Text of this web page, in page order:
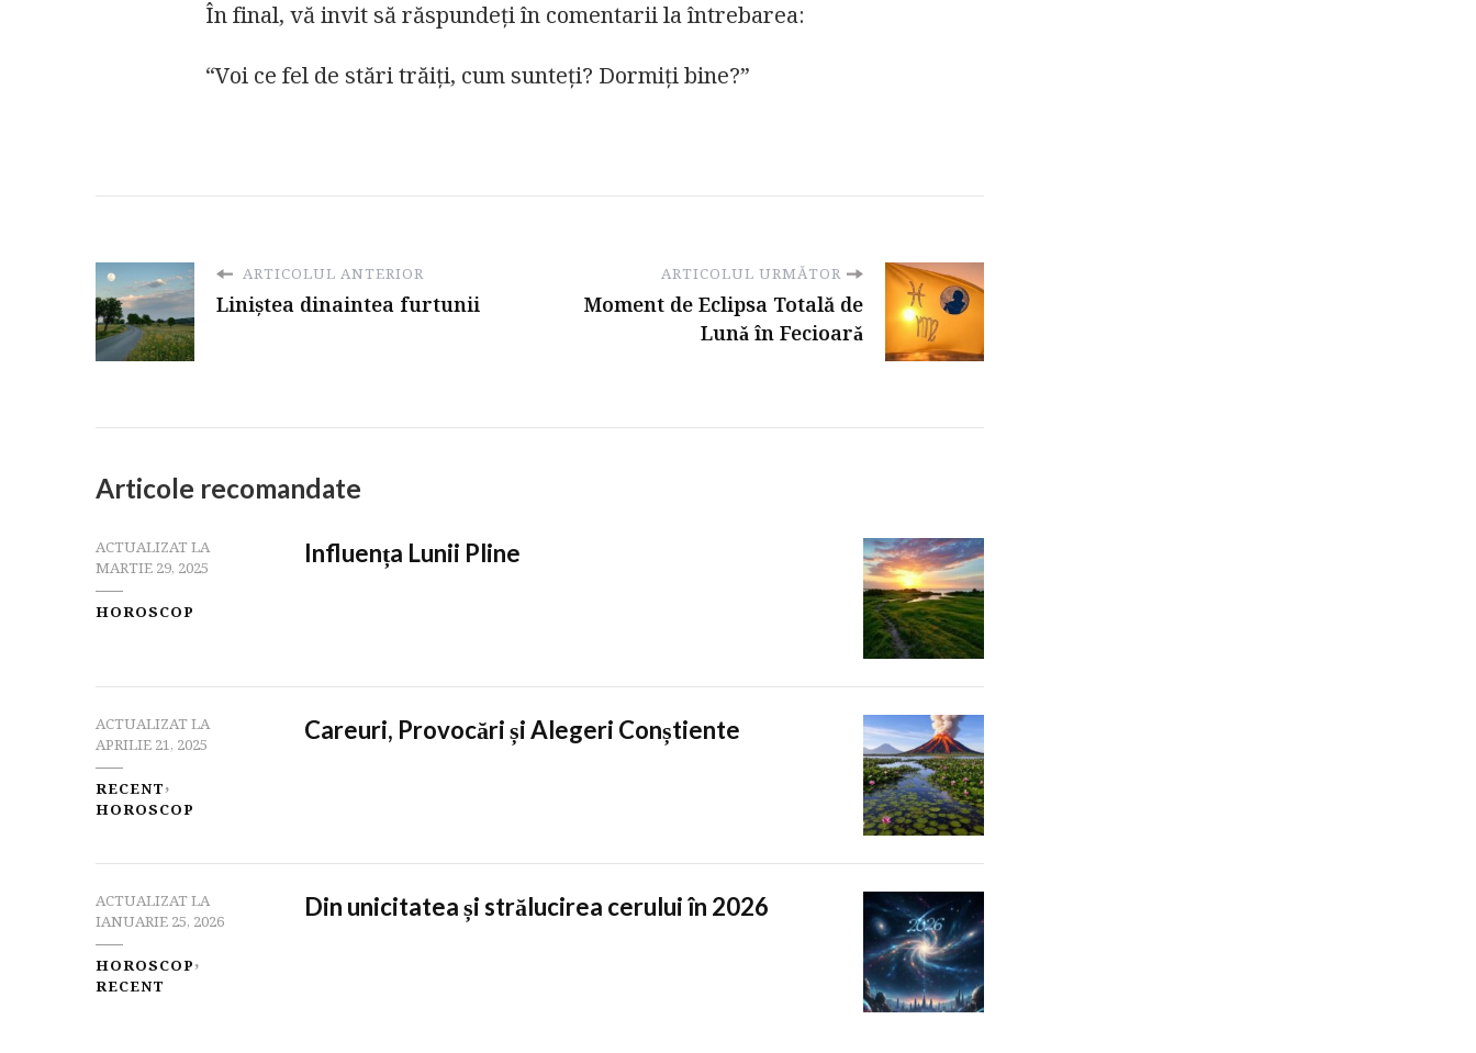
În final, vă invit să răspundeți în comentarii la întrebarea:
“Voi ce fel de stări trăiți, cum sunteți? Dormiți bine?”
ARTICOLUL ANTERIOR
Liniștea dinaintea furtunii
ARTICOLUL URMĂTOR
Moment de Eclipsa Totală de
Lunǎ în Fecioarǎ
Articole recomandate
ACTUALIZAT LA
MARTIE 29, 2025
HOROSCOP
Influența Lunii Pline
ACTUALIZAT LA
APRILIE 21, 2025
RECENT
HOROSCOP
Careuri, Provocări și Alegeri Conștiente
ACTUALIZAT LA
IANUARIE 25, 2026
HOROSCOP
RECENT
Din unicitatea și strălucirea cerului în 2026